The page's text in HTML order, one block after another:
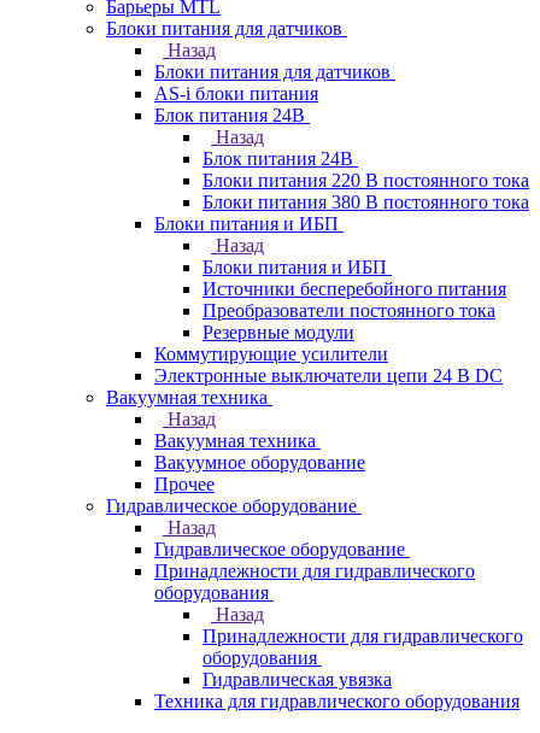
Барьеры MTL
Блоки питания для датчиков
Назад
Блоки питания для датчиков
AS-i блоки питания
Блок питания 24В
Назад
Блок питания 24В
Блоки питания 220 В постоянного тока
Блоки питания 380 В постоянного тока
Блоки питания и ИБП
Назад
Блоки питания и ИБП
Источники бесперебойного питания
Преобразователи постоянного тока
Резервные модули
Коммутирующие усилители
Электронные выключатели цепи 24 В DC
Вакуумная техника
Назад
Вакуумная техника
Вакуумное оборудование
Прочее
Гидравлическое оборудование
Назад
Гидравлическое оборудование
Принадлежности для гидравлического
оборудования
Назад
Принадлежности для гидравлического
оборудования
Гидравлическая увязка
Техника для гидравлического оборудования